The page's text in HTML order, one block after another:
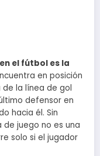
el fútbol es la
en posición
la línea de gol
defensor en
hacia él. Sin
juego no es una
solo si el jugador